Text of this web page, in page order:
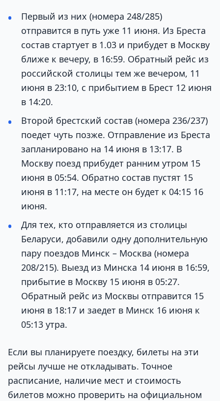
Первый из них (номера 248/285)
отправится в путь уже 11 июня. Из Бреста
состав стартует в 1.03 и прибудет в Москву
ближе к вечеру, в 16:59. Обратный рейс из
российской столицы тем же вечером, 11
июня в 23:10, с прибытием в Брест 12 июня
в 14:20.
Второй брестский состав (номера 236/237)
поедет чуть позже. Отправление из Бреста
запланировано на 14 июня в 13:17. В
Москву поезд прибудет ранним утром 15
июня в 05:54. Обратно состав пустят 15
июня в 11:17, на месте он будет к 04:15 16
июня.
Для тех, кто отправляется из столицы
Беларуси, добавили одну дополнительную
пару поездов Минск – Москва (номера
208/215). Выезд из Минска 14 июня в 16:59,
прибытие в Москву 15 июня в 05:27.
Обратный рейс из Москвы отправится 15
июня в 18:17 и заедет в Минск 16 июня к
05:13 утра.
Если вы планируете поездку, билеты на эти
рейсы лучше не откладывать. Точное
расписание, наличие мест и стоимость
билетов можно проверить на официальном